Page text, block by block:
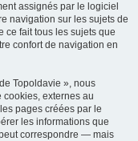
assignés par le logiciel
navigation sur les sujets de
ce fait tous les sujets que
confort de navigation en
Topoldavie », nous
externes au
pages créées par le
les informations que
correspondre — mais